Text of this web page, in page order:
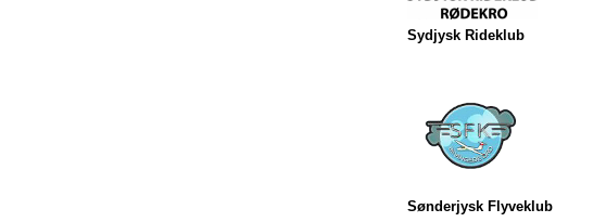
Sydjysk Rideklub
Sønderjysk Flyveklub